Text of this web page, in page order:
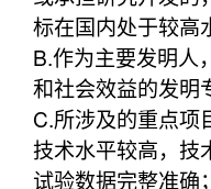
标在国内处于较高
B.作为主要发明人
和社会效益的发明
C.所涉及的重点项
技术水平较高，技
试验数据完整准确；